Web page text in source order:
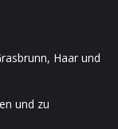
Haar und
und zu